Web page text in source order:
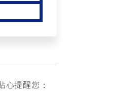
提醒您：